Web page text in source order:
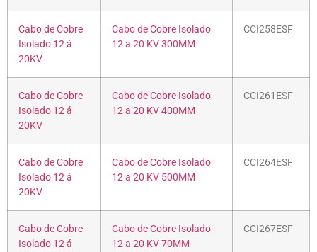
Cabo de Cobre
Isolado 12 á
20KV
Cabo de Cobre Isolado
12 a 20 KV 300MM
CCI258ESF
Cabo de Cobre
Isolado 12 á
20KV
Cabo de Cobre Isolado
12 a 20 KV 400MM
CCI261ESF
Cabo de Cobre
Isolado 12 á
20KV
Cabo de Cobre Isolado
12 a 20 KV 500MM
CCI264ESF
Cabo de Cobre
Isolado 12 á
Cabo de Cobre Isolado
12 a 20 KV 70MM
CCI267ESF